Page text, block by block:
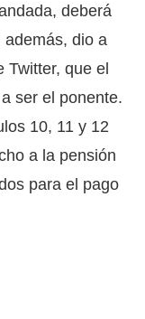
deberá
además, dio a
Twitter, que el
ser el ponente.
10, 11 y 12
a la pensión
para el pago